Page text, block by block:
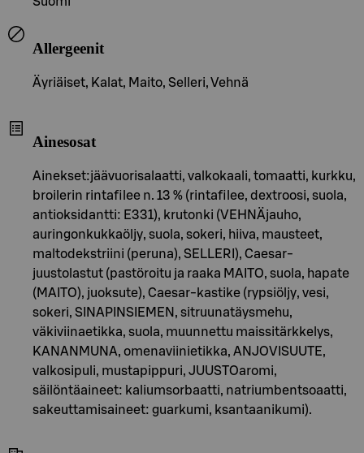
Allergeenit
Äyriäiset, Kalat, Maito, Selleri, Vehnä
Ainesosat
Ainekset:jäävuorisalaatti, valkokaali, tomaatti, kurkku,
broilerin rintafilee n. 13 % (rintafilee, dextroosi, suola,
antioksidantti: E331), krutonki (VEHNÄjauho,
auringonkukkaöljy, suola, sokeri, hiiva, mausteet,
maltodekstriini (peruna), SELLERI), Caesar-
juustolastut (pastöroitu ja raaka MAITO, suola, hapate
(MAITO), juoksute), Caesar-kastike (rypsiöljy, vesi,
sokeri, SINAPINSIEMEN, sitruunatäysmehu,
väkiviinaetikka, suola, muunnettu maissitärkkelys,
KANANMUNA, omenaviinietikka, ANJOVISUUTE,
valkosipuli, mustapippuri, JUUSTOaromi,
säilöntäaineet: kaliumsorbaatti, natriumbentsoaatti,
sakeuttamisaineet: guarkumi, ksantaanikumi).